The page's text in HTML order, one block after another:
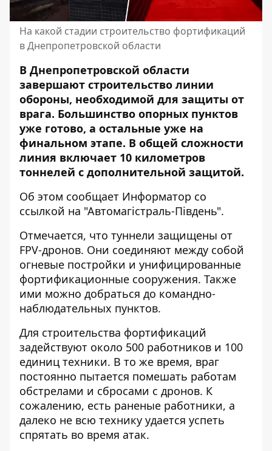
На какой стадии строительство фортификаций
в Днепропетровской области
В Днепропетровской области
завершают строительство линии
обороны, необходимой для защиты от
врага. Большинство опорных пунктов
уже готово, а остальные уже на
финальном этапе. В общей сложности
линия включает 10 километров
тоннелей с дополнительной защитой.
Об этом сообщает Информатор со
ссылкой на "Автомагістраль-Південь".
Отмечается, что туннели защищены от
FPV-дронов. Они соединяют между собой
огневые постройки и унифицированные
фортификационные сооружения. Также
ими можно добраться до командно-
наблюдательных пунктов.
Для строительства фортификаций
задействуют около 500 работников и 100
единиц техники. В то же время, враг
постоянно пытается помешать работам
обстрелами и сбросами с дронов. К
сожалению, есть раненые работники, а
далеко не всю технику удается успеть
спрятать во время атак.